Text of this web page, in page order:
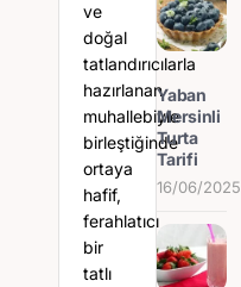
ve
doğal
tatlandırıcılarla
hazırlanan
muhallebiyle
birleştiğinde
ortaya
hafif,
ferahlatıcı
bir
tatlı
Yaban
Mersinli
Turta
Tarifi
16/06/2025